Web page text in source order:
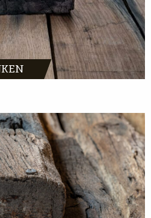
INFO